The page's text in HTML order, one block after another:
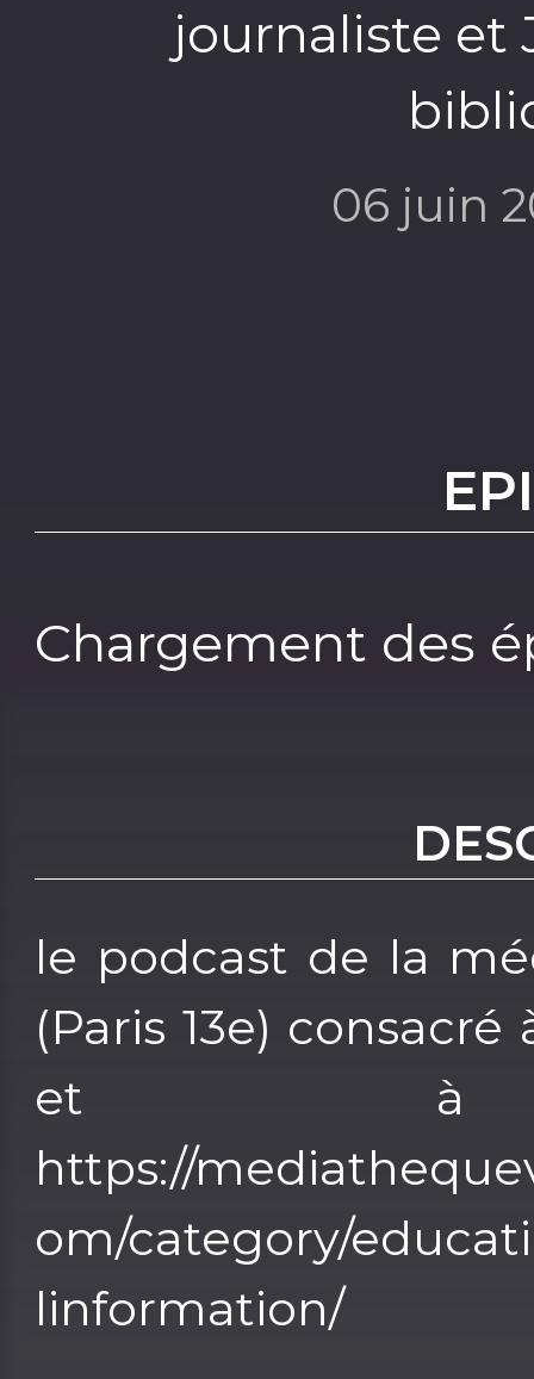
journaliste et
06 juin
Chargement des
le podcast de la
(Paris 13e)
et à
https://
om/category/
linformation/